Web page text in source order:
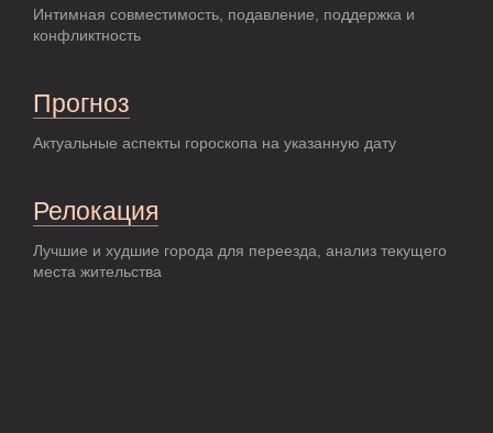
Интимная совместимость, подавление, поддержка и
конфликтность
Прогноз
Актуальные аспекты гороскопа на указанную дату
Релокация
Лучшие и худшие города для переезда, анализ текущего
места жительства